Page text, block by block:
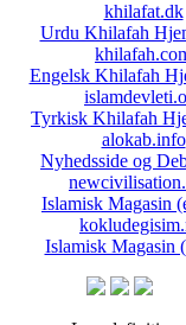
khilafat.dk
Urdu Khilafah
Engelsk Khilafah
Tyrkisk Khilafah
alokab.info
Nyhedsside og
Islamisk Magasin
Islamisk Magasin